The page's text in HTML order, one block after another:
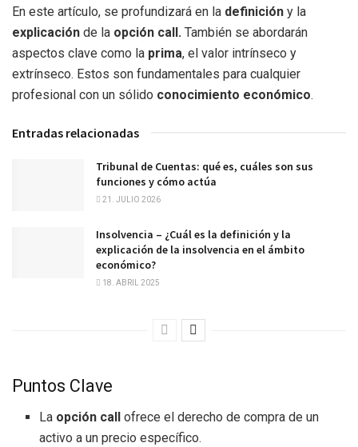
En este artículo, se profundizará en la definición y la
explicación de la opción call. También se abordarán
aspectos clave como la prima, el valor intrínseco y
extrínseco. Estos son fundamentales para cualquier
profesional con un sólido conocimiento económico.
Entradas relacionadas
Tribunal de Cuentas: qué es, cuáles son sus
funciones y cómo actúa
21. JULIO 2026
Insolvencia – ¿Cuál es la definición y la
explicación de la insolvencia en el ámbito
económico?
18. ABRIL 2025
Puntos Clave
La opción call ofrece el derecho de compra de un
activo a un precio específico.